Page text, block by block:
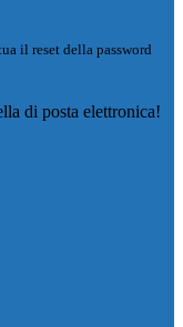
il reset della password
di posta elettronica!